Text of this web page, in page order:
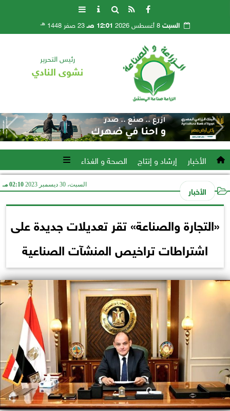
السبت8 أغسطس 2026 12:01 صـ 23 صفر 1448 هـ
رئيس التحرير
نشوى النادي
الأخبار إرشاد و إنتاج الصحة و الغذاء
الأخبار السبت، 30 ديسمبر 2023 02:10 مـ
«التجارة والصناعة» تقر تعديلات جديدة على
اشتراطات تراخيص المنشآت الصناعية